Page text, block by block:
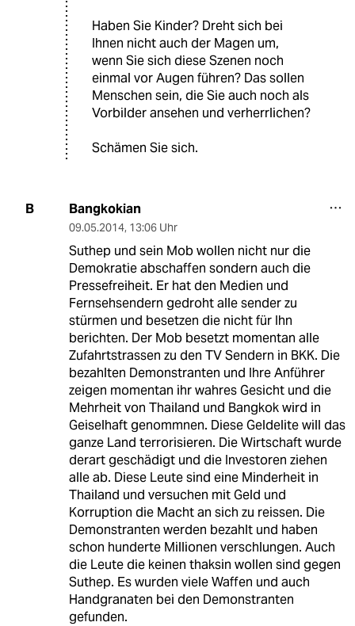
Haben Sie Kinder? Dreht sich bei
Ihnen nicht auch der Magen um,
wenn Sie sich diese Szenen noch
einmal vor Augen führen? Das sollen
Menschen sein, die Sie auch noch als
Vorbilder ansehen und verherrlichen?
Schämen Sie sich.
B Bangkokian
09.05.2014, 13:06 Uhr
Suthep und sein Mob wollen nicht nur die
Demokratie abschaffen sondern auch die
Pressefreiheit. Er hat den Medien und
Fernsehsendern gedroht alle sender zu
stürmen und besetzen die nicht für Ihn
berichten. Der Mob besetzt momentan alle
Zufahrtstrassen zu den TV Sendern in BKK. Die
bezahlten Demonstranten und Ihre Anführer
zeigen momentan ihr wahres Gesicht und die
Mehrheit von Thailand und Bangkok wird in
Geiselhaft genommnen. Diese Geldelite will das
ganze Land terrorisieren. Die Wirtschaft wurde
derart geschädigt und die Investoren ziehen
alle ab. Diese Leute sind eine Minderheit in
Thailand und versuchen mit Geld und
Korruption die Macht an sich zu reissen. Die
Demonstranten werden bezahlt und haben
schon hunderte Millionen verschlungen. Auch
die Leute die keinen thaksin wollen sind gegen
Suthep. Es wurden viele Waffen und auch
Handgranaten bei den Demonstranten
gefunden.